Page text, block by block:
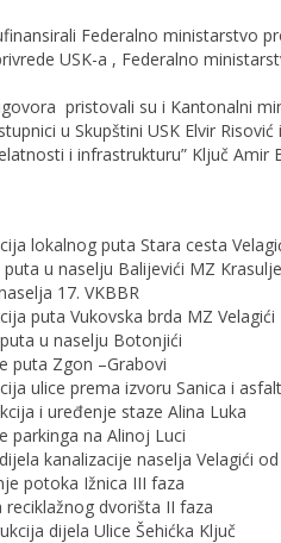
Federalno ministarstvo
USK-a , Federalno
pristovali su i Kantonalni
u Skupštini USK Elvir
i infrastrukturu” Ključ Amir
lokalnog puta Stara cesta
u naselju Balijevići MZ Krasulje
17. VKBBR
puta Vukovska brda MZ Velagići
u naselju Botonjići
puta Zgon –Grabovi
ulice prema izvoru Sanica i
i uređenje staze Alina Luka
parkinga na Alinoj Luci
kanalizacije naselja Velagići
potoka Ižnica III faza
reciklažnog dvorišta II faza
dijela Ulice Šehićka Ključ